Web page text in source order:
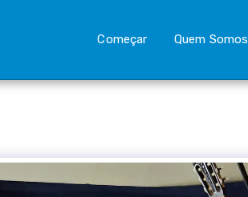
Começar Quem Somos